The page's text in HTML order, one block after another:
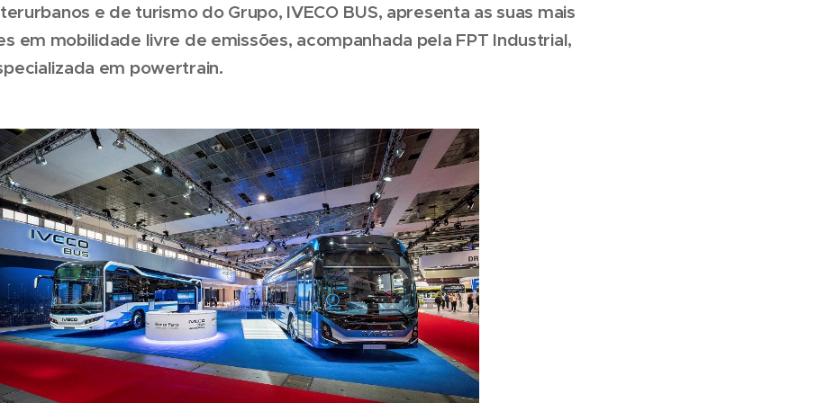
e de turismo do Grupo, IVECO BUS, apresenta as suas mais
em mobilidade livre de emissões, acompanhada pela FPT Industrial,
em powertrain.